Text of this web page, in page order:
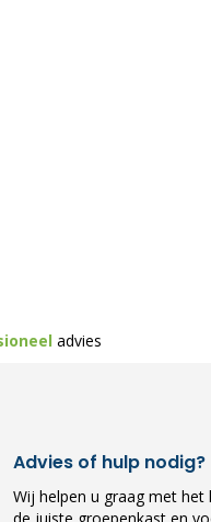
advies
Advies of hulp nodig?
Wij helpen u graag met het